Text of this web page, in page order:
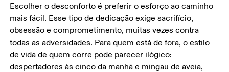
Escolher o desconforto é preferir o esforço ao caminho
mais fácil. Esse tipo de dedicação exige sacrifício,
obsessão e comprometimento, muitas vezes contra
todas as adversidades. Para quem está de fora, o estilo
de vida de quem corre pode parecer ilógico:
despertadores às cinco da manhã e mingau de aveia,